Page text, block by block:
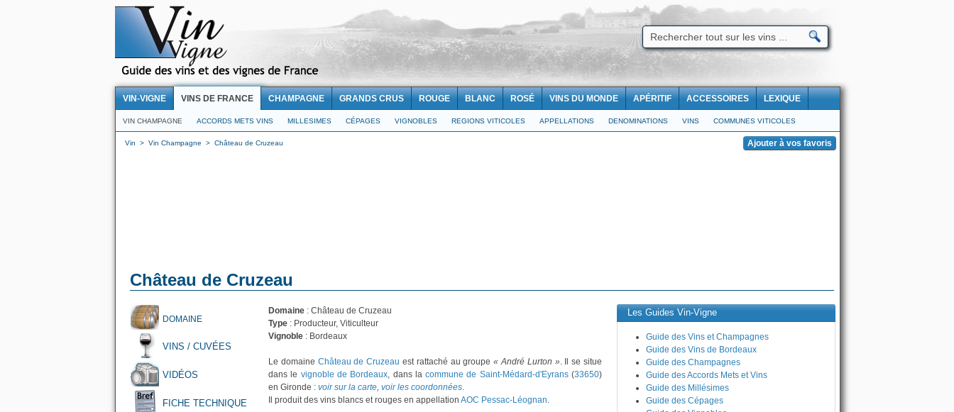
VIN-VIGNE VINS DE FRANCE CHAMPAGNE GRANDS CRUS ROUGE BLANC ROSÉ VINS DU MONDE APÉRITIF ACCESSOIRES LEXIQUE
VIN CHAMPAGNE ACCORDS METS VINS MILLESIMES CÉPAGES VIGNOBLES REGIONS VITICOLES APPELLATIONS DENOMINATIONS VINS COMMUNES VITICOLES
Vin > Vin Champagne > Château de Cruzeau
Château de Cruzeau
DOMAINE
VINS / CUVÉES
VIDÉOS
FICHE TECHNIQUE
Domaine : Château de Cruzeau
Type : Producteur, Viticulteur
Vignoble : Bordeaux
Le domaine Château de Cruzeau est rattaché au groupe« André Lurton ». Il se situe
dans le vignoble de Bordeaux, dans lacommune de Saint-Médard-d'Eyrans(33650)
en Gironde : voir sur la carte, voir les coordonnées.
Il produit des vins blancs et rouges en appellation AOC Pessac-Léognan.
Les Guides Vin-Vigne
Guide des Vins et Champagnes
Guide des Vins de Bordeaux
Guide des Champagnes
Guide des Accords Mets et Vins
Guide des Millésimes
Guide des Cépages